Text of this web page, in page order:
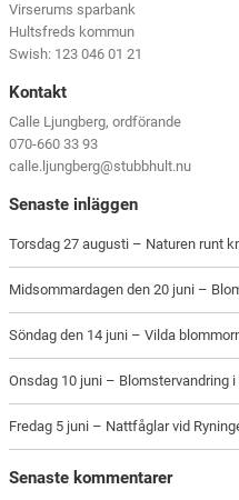
Virserums sparbank
Hultsfreds kommun
Swish: 123 046 01 21
Kontakt
Calle Ljungberg, ordförande
070-660 33 93
calle.ljungberg@stubbhult.nu
Senaste inläggen
Torsdag 27 augusti – Naturen runt
Midsommardagen den 20 juni –
Söndag den 14 juni – Vilda
Onsdag 10 juni – Blomstervandring
Fredag 5 juni – Nattfåglar vid
Senaste kommentarer